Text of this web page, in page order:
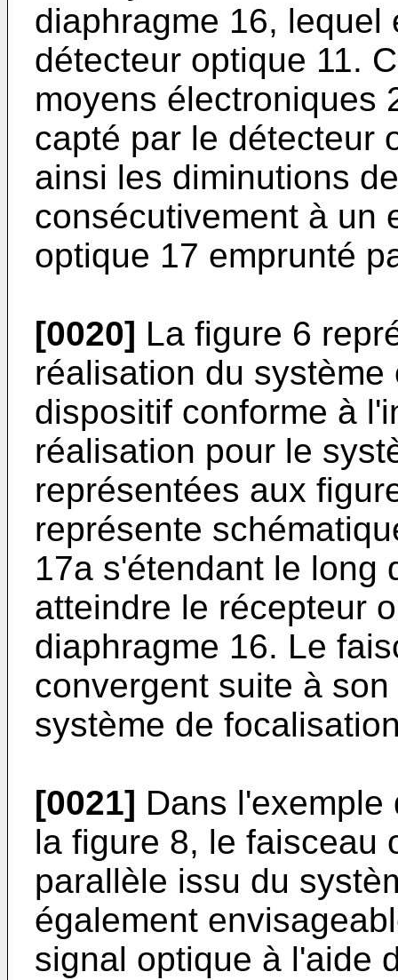
diaphragme 16,
détecteur optique 11.
moyens électroniques
capté par le détecteur
ainsi les diminutions
consécutivement à un
optique 17 emprunté
[0020] La figure 6
réalisation du
dispositif conforme à
réalisation pour le
représentées aux
représente
17a s'étendant le long
atteindre le récepteur
diaphragme 16. Le
convergent suite à
système de
[0021] Dans
la figure 8, le faisceau
parallèle issu du
également
signal optique à l'aide